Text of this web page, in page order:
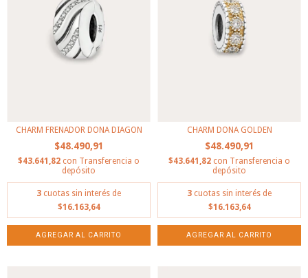
CHARM FRENADOR DONA DIAGON
$48.490,91
$43.641,82 con Transferencia o
depósito
3 cuotas sin interés de
$16.163,64
CHARM DONA GOLDEN
$48.490,91
$43.641,82 con Transferencia o
depósito
3 cuotas sin interés de
$16.163,64